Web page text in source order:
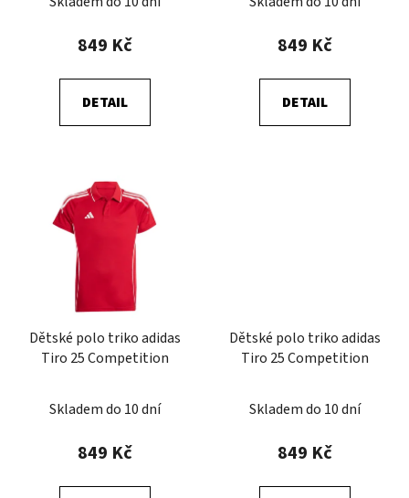
849 Kč
DETAIL
849 Kč
DETAIL
Dětské polo triko adidas
Tiro 25 Competition
Skladem do 10 dní
849 Kč
Dětské polo triko adidas
Tiro 25 Competition
Skladem do 10 dní
849 Kč